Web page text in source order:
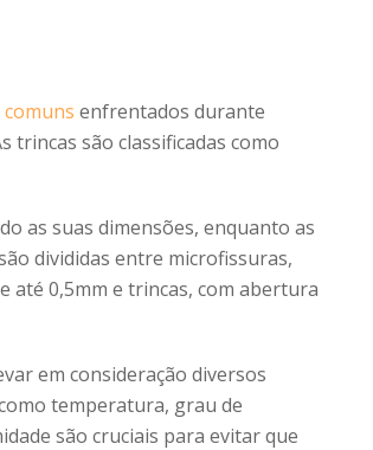
enfrentados durante
são classificadas como
as suas dimensões, enquanto as
divididas entre microfissuras,
até 0,5mm e trincas, com abertura
em consideração diversos
temperatura, grau de
são cruciais para evitar que